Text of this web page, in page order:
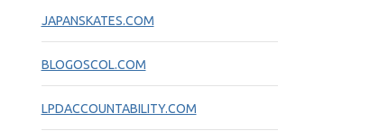
JAPANSKATES.COM
BLOGOSCOL.COM
LPDACCOUNTABILITY.COM